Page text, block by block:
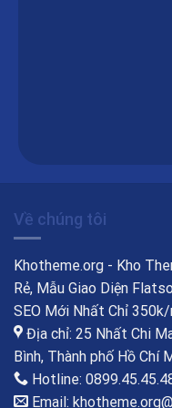
Về chúng tôi
Khotheme.org - Kho
Rẻ, Mẫu Giao Diện
SEO Mới Nhất Chỉ 350k/
Địa chỉ: 25 Nhất Chi
Bình, Thành phố Hồ Chí
Hotline:
Email: